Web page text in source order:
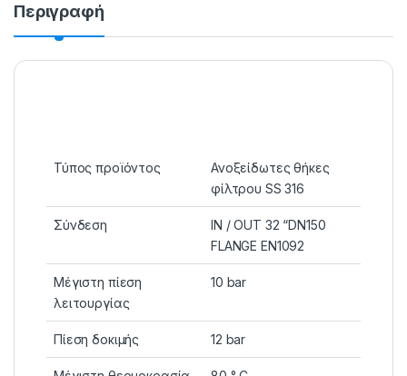
Περιγραφή
Τύπος προϊόντος
Ανοξείδωτες θήκες
φίλτρου SS 316
Σύνδεση
IN / OUT 32 “DN150
FLANGE EN1092
Μέγιστη πίεση
λειτουργίας
10 bar
Πίεση δοκιμής 12 bar